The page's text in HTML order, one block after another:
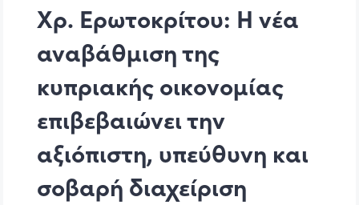
Χρ. Ερωτοκρίτου: Η νέα
αναβάθμιση της
κυπριακής οικονομίας
επιβεβαιώνει την
αξιόπιστη, υπεύθυνη και
σοβαρή διαχείριση